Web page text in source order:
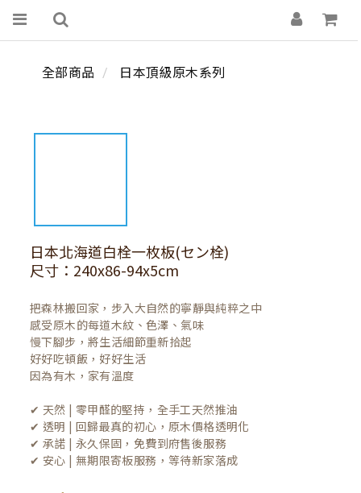
全部商品 日本頂級原木系列
日本北海道白栓一枚板(セン栓)
尺寸：240x86-94x5cm
把森林搬回家，步入大自然的寧靜與純粹之中
感受原木的每道木紋、色澤、氣味
慢下腳步，將生活細節重新拾起
好好吃頓飯，好好生活
因為有木，家有溫度
✔ 天然 | 零甲醛的堅持，全手工天然推油
✔ 透明 | 回歸最真的初心，原木價格透明化
✔ 承諾 | 永久保固，免費到府售後服務
✔ 安心 | 無期限寄板服務，等待新家落成